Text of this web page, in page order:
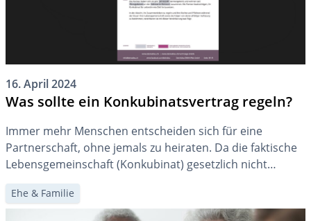
16. April 2024
Was sollte ein Konkubinatsvertrag regeln?
Immer mehr Menschen entscheiden sich für eine
Partnerschaft, ohne jemals zu heiraten. Da die faktische
Lebensgemeinschaft (Konkubinat) gesetzlich nicht
geregelt ist, kann es sinnvoll sein, einen
Konkubinatsvertrag abzuschliessen. Am Ende dieses
Textes finden Sie eine Vorlage dafür.
Ehe & Familie